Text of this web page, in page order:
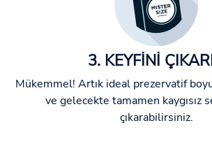
3. KEYFİNİ
Mükemmel! Artık ideal prezervatif
ve gelecekte tamamen kaygısız
çıkarabilirsiniz.